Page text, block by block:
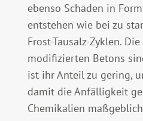
ebenso Schäden in
entstehen wie bei zu
Frost-Tausalz-Zyklen.
modifizierten Betons
ist ihr Anteil zu gering,
damit die Anfälligkeit
Chemikalien